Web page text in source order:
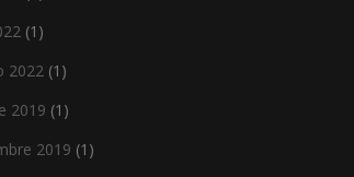
(1)
2022 (1)
2019 (1)
2019 (1)